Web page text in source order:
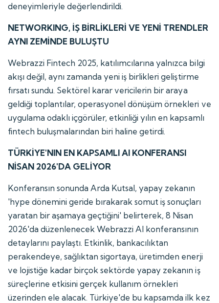
deneyimleriyle değerlendirildi.
NETWORKING, İŞ BİRLİKLERİ VE YENİ TRENDLER
AYNI ZEMİNDE BULUŞTU
Webrazzi Fintech 2025, katılımcılarına yalnızca bilgi
akışı değil, aynı zamanda yeni iş birlikleri geliştirme
fırsatı sundu. Sektörel karar vericilerin bir araya
geldiği toplantılar, operasyonel dönüşüm örnekleri ve
uygulama odaklı içgörüler, etkinliği yılın en kapsamlı
fintech buluşmalarından biri haline getirdi.
TÜRKİYE'NIN EN KAPSAMLI AI KONFERANSI
NİSAN 2026'DA GELİYOR
Konferansın sonunda Arda Kutsal, yapay zekanın
'hype dönemini geride bırakarak somut iş sonuçları
yaratan bir aşamaya geçtiğini' belirterek, 8 Nisan
2026'da düzenlenecek Webrazzi AI konferansının
detaylarını paylaştı. Etkinlik, bankacılıktan
perakendeye, sağlıktan sigortaya, üretimden enerji
ve lojistiğe kadar birçok sektörde yapay zekanın iş
süreçlerine etkisini gerçek kullanım örnekleri
üzerinden ele alacak. Türkiye'de bu kapsamda ilk kez